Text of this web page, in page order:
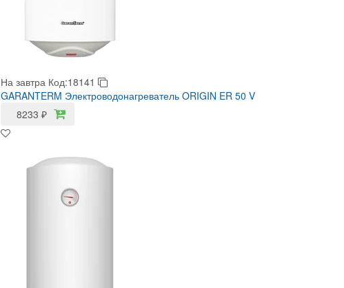
На завтра Код:18141
GARANTERM Электроводонагреватель ORIGIN ER 50 V
8233 ₽